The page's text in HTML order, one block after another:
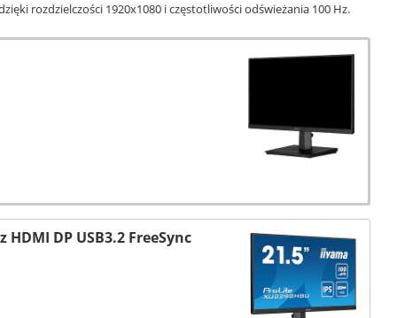
rozdzielczości 1920x1080 i częstotliwości odświeżania 100 Hz.
DP USB3.2 FreeSync